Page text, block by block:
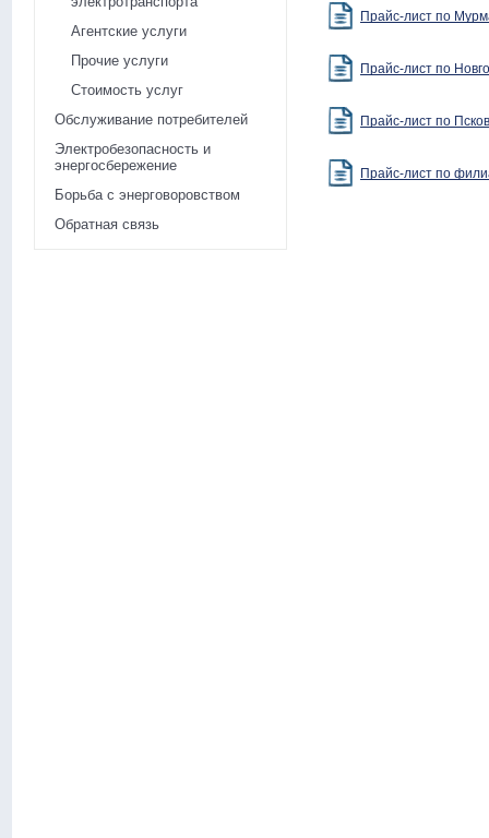
Агентские услуги
Прочие услуги
Стоимость услуг
Обслуживание потребителей
Электробезопасность и
энергосбережение
Борьба с энерговоровством
Обратная связь
Прайс-лист по
Прайс-лист по
Прайс-лист по
Прайс-лист по